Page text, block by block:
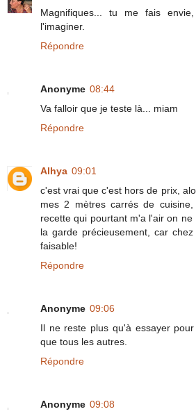
Magnifiques... tu me fais
l'imaginer.
Répondre
Anonyme 08:44
Va falloir que je teste là... miam
Répondre
Alhya 09:01
c'est vrai que c'est hors de prix,
mes 2 mètres carrés de
recette qui pourtant m'a l'air on
la garde précieusement, car
faisable!
Répondre
Anonyme 09:06
Il ne reste plus qu'à essayer
que tous les autres.
Répondre
Anonyme 09:08